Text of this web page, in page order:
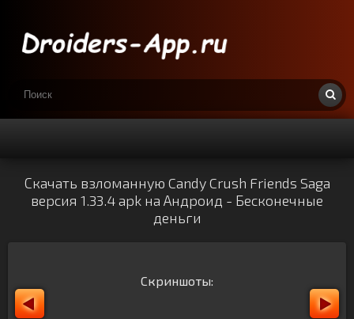
Скачать взломанную Candy Crush Friends Saga
версия 1.33.4 apk на Андроид - Бесконечные
деньги
Скриншоты: